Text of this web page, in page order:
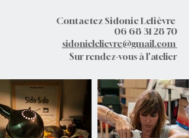
Contactez Sidonie Lelièvre
06 68 31 28 70
sidonielelievre@gmail.com
Sur rendez-vous à l'atelier